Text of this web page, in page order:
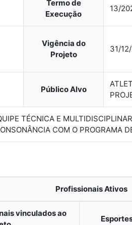
Termo de
Execução
13/
Vigência do
Projeto
31/
Público Alvo
TÉCNICA E
COM O PROGRAMA
Profissionais Ativos
vinculados ao